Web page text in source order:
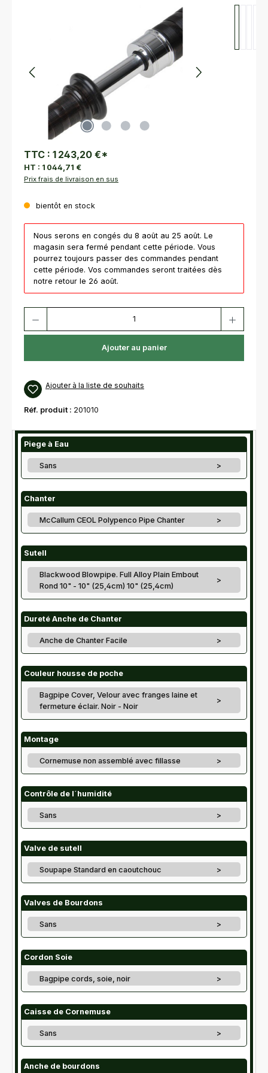
TTC : 1 243,20 €*
HT : 1 044,71 €
Prix frais de livraison en sus
bientôt en stock
Nous serons en congés du 8 août au 25 août. Le
magasin sera fermé pendant cette période. Vous
pourrez toujours passer des commandes pendant
cette période. Vos commandes seront traitées dès
notre retour le 26 août.
Ajouter au panier
Ajouter à la liste de souhaits
Réf. produit : 201010
Piege à Eau
Sans >
Chanter
McCallum CEOL Polypenco Pipe Chanter >
Sutell
Blackwood Blowpipe. Full Alloy Plain Embout
Rond 10" - 10" (25,4cm) 10" (25,4cm)
>
Dureté Anche de Chanter
Anche de Chanter Facile >
Couleur housse de poche
Bagpipe Cover, Velour avec franges laine et
fermeture éclair. Noir - Noir
>
Montage
Cornemuse non assemblé avec fillasse >
Contrôle de l´humidité
Sans >
Valve de sutell
Soupape Standard en caoutchouc >
Valves de Bourdons
Sans >
Cordon Soie
Bagpipe cords, soie, noir >
Caisse de Cornemuse
Sans >
Anche de bourdons